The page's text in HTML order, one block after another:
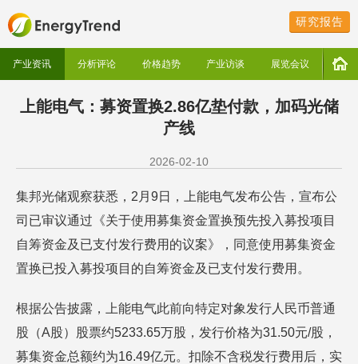
研究报告
产业资讯 分析评论 价格趋势 产业访谈 展览会议
上能电气：募资置换2.86亿垫付款，加码光储
产线
2026-02-10
集邦光储观察获悉，2月9日，上能电气发布公告，宣布公
司已审议通过《关于使用募集资金置换预先投入募投项目
自筹资金及已支付发行费用的议案》，同意使用募集资金
置换已投入募投项目的自筹资金及已支付发行费用。
根据公告披露，上能电气此前向特定对象发行人民币普通
股（A股）股票约5233.65万股，发行价格为31.50元/股，
募集资金总额约为16.49亿元。扣除不含税发行费用后，实